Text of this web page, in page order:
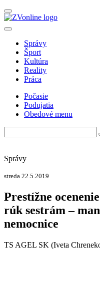
Správy
Šport
Kultúra
Reality
Práca
Počasie
Podujatia
Obedové menu
Správy
streda 22.5.2019
Prestížne
rúk sestrám –
nemocnice
TS AGEL SK (Iveta